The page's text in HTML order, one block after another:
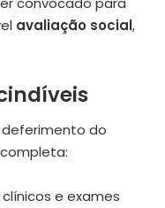
avaliação social,
do
e exames